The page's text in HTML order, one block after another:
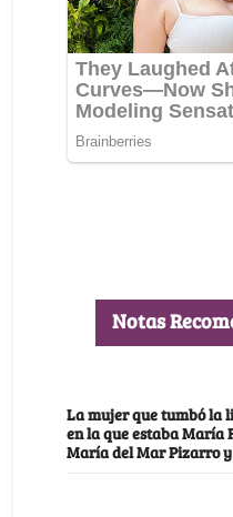
Notas
La mujer que tumbó la
en la que estaba María
María del Mar Pizarro